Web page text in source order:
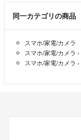
同一カテゴリの商品
スマホ/家電/カメラ
スマホ/家電/カメラ ›
スマホ/家電/カメラ ›